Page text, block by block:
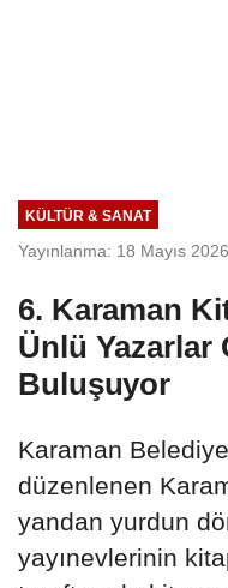
KÜLTÜR & SANAT
Yayınlanma: 18 Mayıs
6. Karaman
Ünlü Yazarlar
Buluşuyor
Karaman
düzenlenen
yandan yurdun
yayınevlerinin